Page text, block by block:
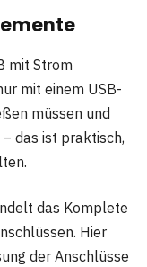
mit Strom
mit einem USB-
müssen und
das ist praktisch,
das Komplete
Hier
der Anschlüsse